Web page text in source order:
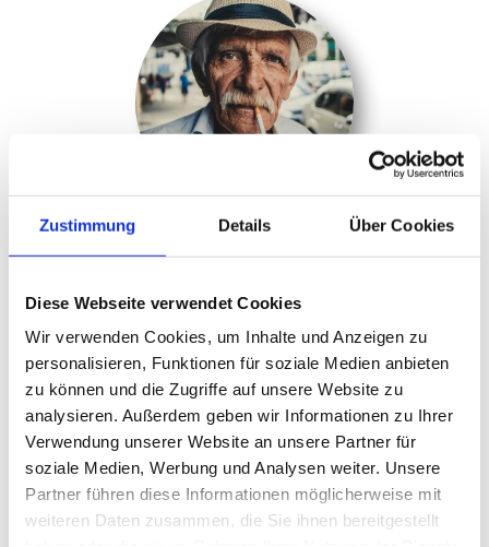
Zustimmung Details Über Cookies
Diese Webseite verwendet Cookies
Wir verwenden Cookies, um Inhalte und Anzeigen zu
personalisieren, Funktionen für soziale Medien anbieten
zu können und die Zugriffe auf unsere Website zu
analysieren. Außerdem geben wir Informationen zu Ihrer
Verwendung unserer Website an unsere Partner für
soziale Medien, Werbung und Analysen weiter. Unsere
Partner führen diese Informationen möglicherweise mit
weiteren Daten zusammen, die Sie ihnen bereitgestellt
Firma23.04.
12 Inserate
0(0Bewertungen )